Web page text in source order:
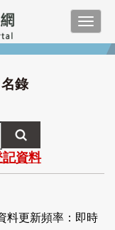
錄
記資料
料更新頻率：即時